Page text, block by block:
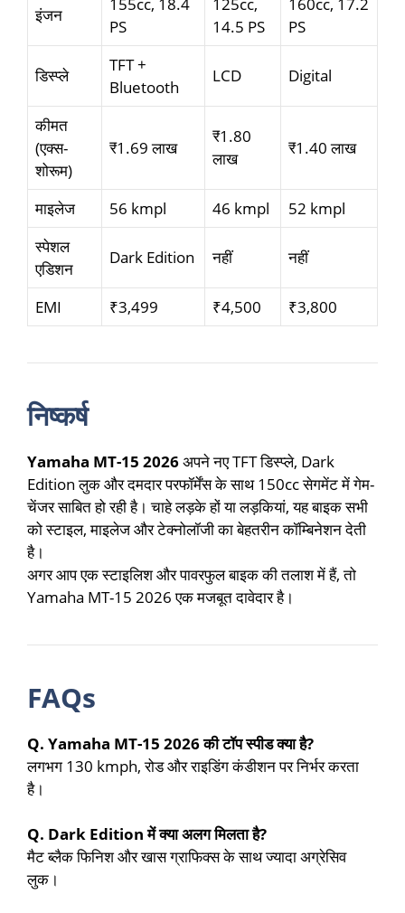
इंजन
PS
14.5 PS
PS
डिस्प्ले
TFT +
Bluetooth
LCD Digital
कीमत
(एक्स-
शोरूम)
₹1.69 लाख
₹1.80
लाख
₹1.40 लाख
माइलेज 56 kmpl 46 kmpl
52 kmpl
स्पेशल
एडिशन
Dark Edition नहीं नहीं
EMI ₹3,499 ₹4,500 ₹3,800
निष्कर्ष
Yamaha MT-15 2026अपने नए TFT डिस्प्ले, Dark
Edition लुक और दमदार परफॉर्मेंस के साथ 150cc सेगमेंट में गेम-
चेंजर साबित हो रही है। चाहे लड़के हों या लड़कियां, यह बाइक सभी
को स्टाइल, माइलेज और टेक्नोलॉजी का बेहतरीन कॉम्बिनेशन देती
है।
अगर आप एक स्टाइलिश और पावरफुल बाइक की तलाश में हैं, तो
Yamaha MT-15 2026 एक मजबूत दावेदार है।
FAQs
Q. Yamaha MT-15 2026 की टॉप स्पीड क्या है?
लगभग 130 kmph, रोड और राइडिंग कंडीशन पर निर्भर करता
है।
Q. Dark Edition में क्या अलग मिलता है?
मैट ब्लैक फिनिश और खास ग्राफिक्स के साथ ज्यादा अग्रेसिव
लुक।